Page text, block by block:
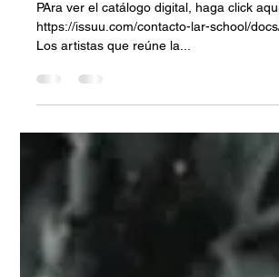
Los Artistas de la Casa
PAra ver el catálogo digital, haga click aquí:
Los artistas que reúne la...